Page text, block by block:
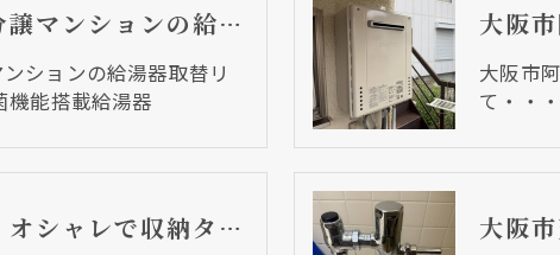
大阪市中央区 分譲マンションの給湯器取替リフォーム工事 UV除菌機能搭載給湯器
ションの給湯器取替リ
能搭載給湯器
大阪市
て・・・
大阪市天王寺区 オシャレで収納タップリな洋室に仕上がりました